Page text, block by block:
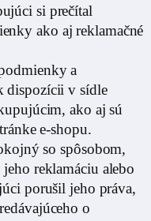
si prečítal
ako aj reklamačné
a
dispozícii v sídle
ako aj sú
e-shopu.
so spôsobom,
reklamáciu alebo
porušil jeho práva,
o